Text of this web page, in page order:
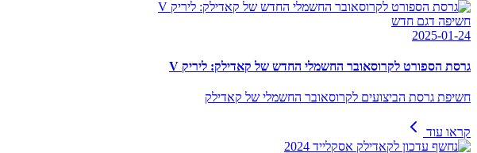
חשיפה דגם חדש
2025-01-24
גרסת הספורט לקרוסאובר החשמלי החדש של קאדילק: ליריק V
חשיפת גרסת הביצועים לקרוסאובר החשמלי של קאדילק
קראו עוד